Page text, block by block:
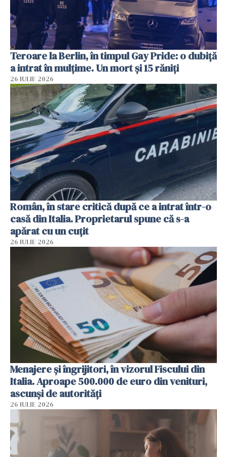
Teroare la Berlin, în timpul Gay Pride: o dubiță
a intrat în mulțime. Un mort și 15 răniți
26 IULIE 2026
Român, în stare critică după ce a intrat într-o
casă din Italia. Proprietarul spune că s-a
apărat cu un cuțit
26 IULIE 2026
Menajere și îngrijitori, în vizorul Fiscului din
Italia. Aproape 500.000 de euro din venituri,
ascunși de autorități
26 IULIE 2026